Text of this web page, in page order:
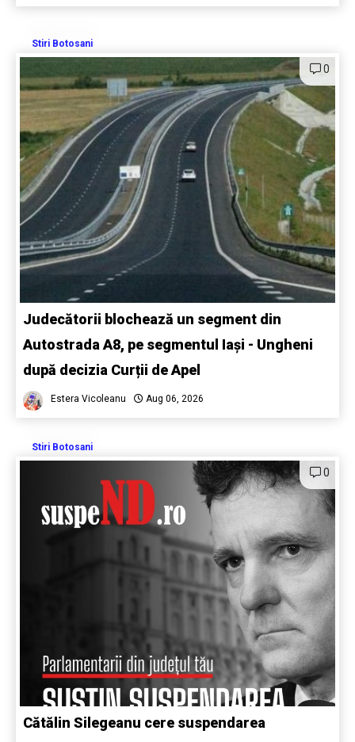
Stiri Botosani
0
Judecătorii blochează un segment din
Autostrada A8, pe segmentul Iași - Ungheni
după decizia Curții de Apel
Estera Vicoleanu Aug 06, 2026
Stiri Botosani
0
Cătălin Silegeanu cere suspendarea